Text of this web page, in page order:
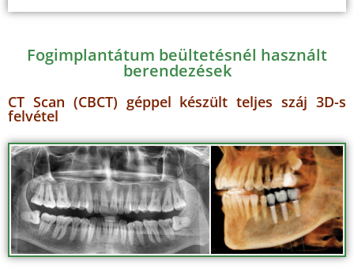
Fogimplantátum beültetésnél használt
berendezések
CT Scan (CBCT) géppel készült teljes száj 3D-s
felvétel